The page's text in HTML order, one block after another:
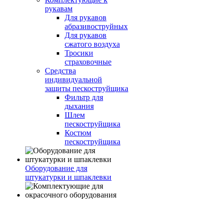
рукавам
Для рукавов
абразивоструйных
Для рукавов
сжатого воздуха
Тросики
страховочные
Средства
индивидуальной
защиты пескоструйщика
Фильтр для
дыхания
Шлем
пескоструйщика
Костюм
пескоструйщика
Оборудование для
штукатурки и шпаклевки